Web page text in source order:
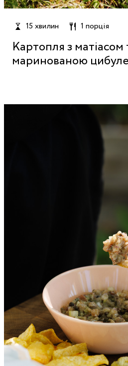
15 хвилин 1 порція
Картопля з матіасом
маринованою